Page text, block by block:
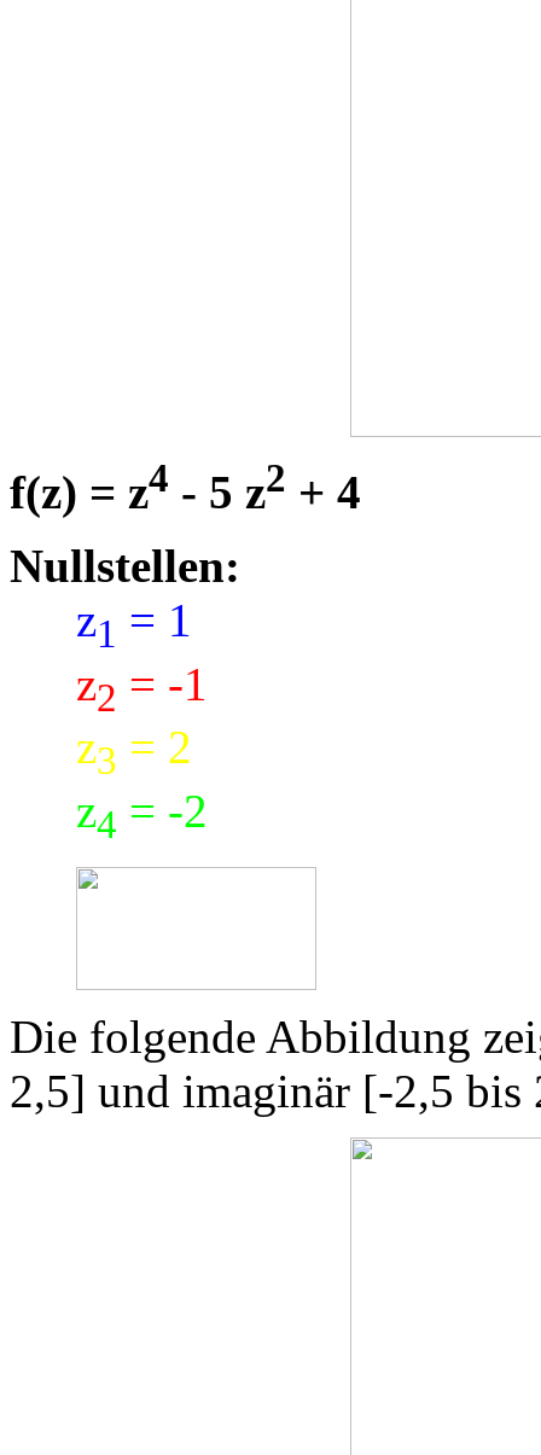
f(z) = z4 - 5 z2 + 4
Nullstellen:
z1 = 1
z2 = -1
z3 = 2
z4 = -2
Die folgende Abbildung
2,5] und imaginär [-2,5 bis